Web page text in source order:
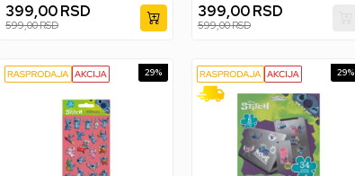
399,00RSD
599,00RSD
399,00 RSD
599,00RSD
29% 29%